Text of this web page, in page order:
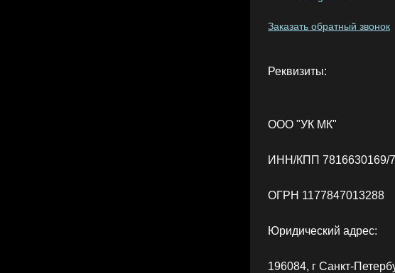
Заказать обратный звонок
Реквизиты:
ООО "УК МК"
ИНН/КПП 7816630169/
ОГРН 1177847013288
Юридический адрес:
196084, г Санкт-